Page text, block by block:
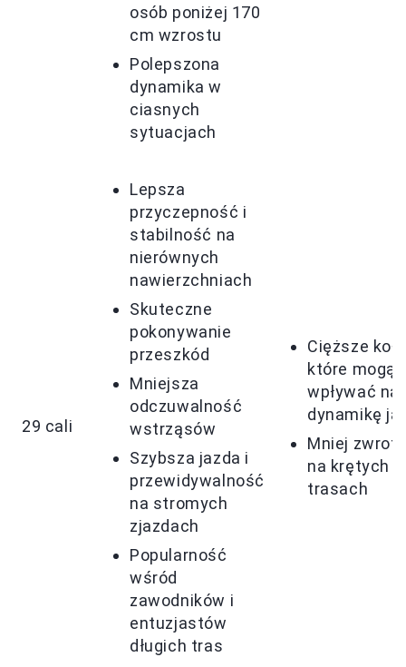
osób poniżej 170
cm wzrostu
Polepszona
dynamika w
ciasnych
sytuacjach
29 cali
Lepsza
przyczepność i
stabilność na
nierównych
nawierzchniach
Skuteczne
pokonywanie
przeszkód
Mniejsza
odczuwalność
wstrząsów
Szybsza jazda i
przewidywalność
na stromych
zjazdach
Popularność
wśród
zawodników i
entuzjastów
długich tras
Cięższe
które mogą
wpływać na
dynamikę
Mniej
na krętych
trasach